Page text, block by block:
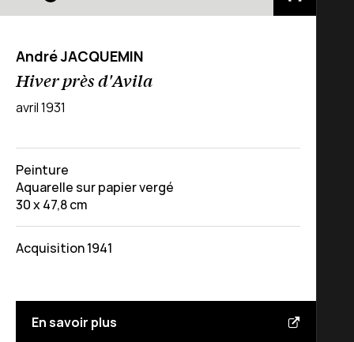
André JACQUEMIN
Hiver près d'Avila
avril 1931
Peinture
Aquarelle sur papier vergé
30 x 47,8 cm
Acquisition 1941
En savoir plus